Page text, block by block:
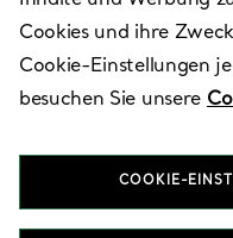
Verfügbare Leistungen
01 40 20 20 20
Cookies und ihre
Cookie-Einstellungen
besuchen Sie unsere
COOKIE-